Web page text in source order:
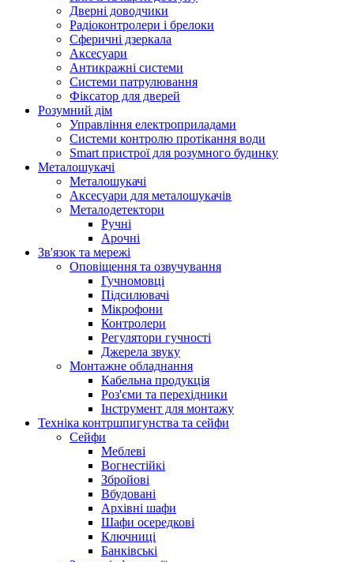
Дверні доводчики
Радіоконтролери і брелоки
Сферичні дзеркала
Аксесуари
Антикражні системи
Системи патрулювання
Фіксатор для дверей
Розумний дім
Управління електроприладами
Системи контролю протікання води
Smart пристрої для розумного будинку
Металошукачі
Металошукачі
Аксесуари для металошукачів
Металодетектори
Ручні
Арочні
Зв'язок та мережі
Оповіщення та озвучування
Гучномовці
Підсилювачі
Мікрофони
Контролери
Регулятори гучності
Джерела звуку
Монтажне обладнання
Кабельна продукція
Роз'єми та перехідники
Інструмент для монтажу
Техніка контршпигунства та сейфи
Сейфи
Меблеві
Вогнестійкі
Збройові
Вбудовані
Архівні шафи
Шафи осередкові
Ключниці
Банківські